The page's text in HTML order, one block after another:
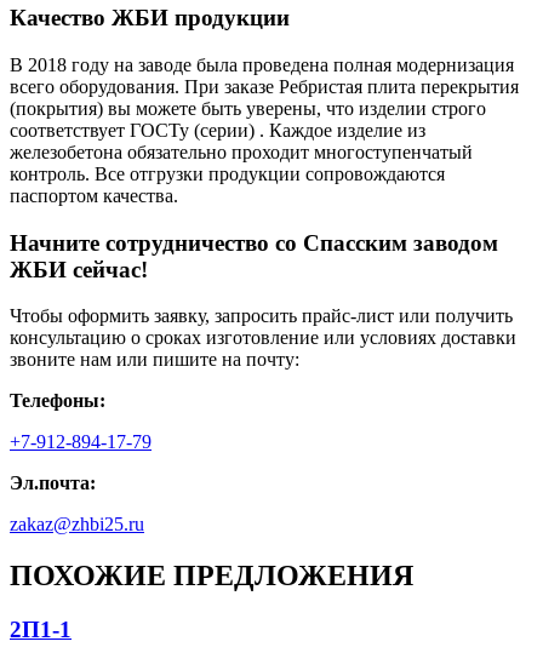
Качество ЖБИ продукции
В 2018 году на заводе была проведена полная модернизация
всего оборудования. При заказе Ребристая плита перекрытия
(покрытия) вы можете быть уверены, что изделии строго
соответствует ГОСТу (серии) . Каждое изделие из
железобетона обязательно проходит многоступенчатый
контроль. Все отгрузки продукции сопровождаются
паспортом качества.
Начните сотрудничество со Cпасским заводом
ЖБИ сейчас!
Чтобы оформить заявку, запросить прайс-лист или получить
консультацию о сроках изготовление или условиях доставки
звоните нам или пишите на почту:
Телефоны:
+7-912-894-17-79
Эл.почта:
zakaz@zhbi25.ru
ПОХОЖИЕ ПРЕДЛОЖЕНИЯ
2П1-1